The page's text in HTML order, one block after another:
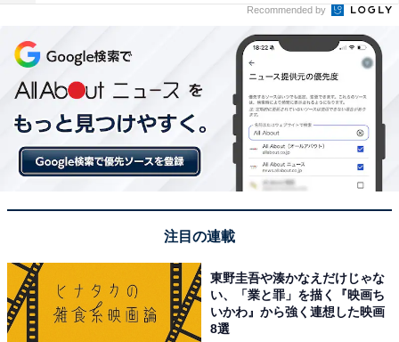
Recommended by
注目の連載
東野圭吾や湊かなえだけじゃな
い、「業と罪」を描く『映画ち
いかわ』から強く連想した映画
8選